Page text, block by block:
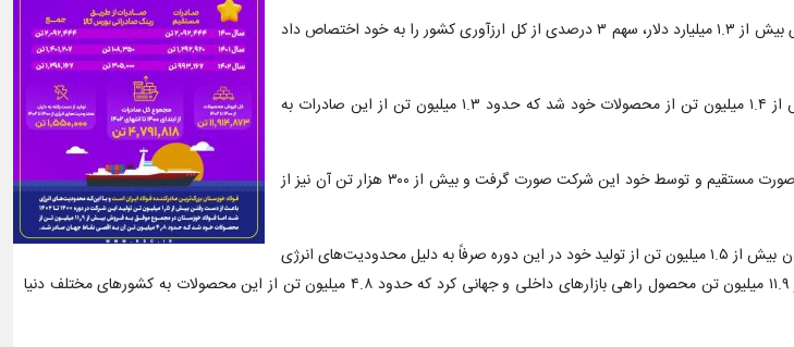
فولاد خوزستان در سال ۱۴۰۰، با صادرات حدود ۲.۱ میلیون تن از محصولات خود به بازارهای جهانی، به ارزش بیش از ۱.۳ میلیارد دلار، سهم ۳ درصدی از کل ارزآوری کشور را به خود اختصاص داد
این شرکت همچنین در سال ۱۴۰۱ به‌عنوان بزرگ‌ترین صادرکننده زنجیره فولاد کشور، موفق به صادرات بیش از ۱.۴ میلیون تن از محصولات خود شد که حدود ۱.۳ میلیون تن از این صادرات به
فولاد خوزستان در سال ۱۴۰۲ نیز موفق به صادرات حدوداً ۱.۳ میلیون تنی شد که قریب ۱ میلیون تن آن به صورت مستقیم و توسط خود این شرکت صورت گرفت و بیش از ۳۰۰ هزار تن آن نیز از
فولاد خوزستان از ابتدای سال ۱۴۰۰ تا انتهای ۱۴۰۲ با وجود تحریم‌های خصمانه آمریکا، و علی‌رغم از دست دادن بیش از ۱.۵ میلیون تن از تولید خود در این دوره صرفاً به دلیل محدودیت‌های انرژی
و همچنین با وجود برخی بخشنامه‌های داخلی محدودکننده صادرات و رکود در بازارهای جهانی، جمعاً بیش از ۱۱.۹ میلیون تن محصول راهی بازارهای داخلی و جهانی کرد که حدود ۴.۸ میلیون تن از این محصولات به کشورهای مختلف دنیا